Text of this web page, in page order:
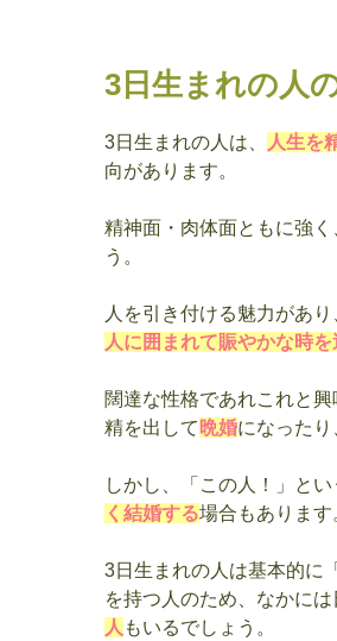
3日生まれの人
3日生まれの人は、 人生を
向があります。
精神面・肉体面ともに強く
う。
人を引き付ける魅力があり
人に囲まれて賑やかな時
闊達な性格であれこれと
精を出して 晩婚になったり
しかし、「この人！」と
く結婚する場合もあります
3日生まれの人は基本的に
を持つ人のため、なかに
人 もいるでしょう。